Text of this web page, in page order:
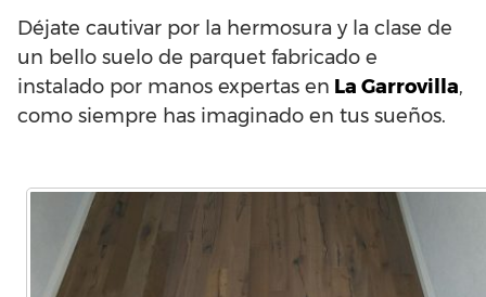
Déjate cautivar por la hermosura y la clase de
un bello suelo de parquet fabricado e
instalado por manos expertas en La Garrovilla,
como siempre has imaginado en tus sueños.